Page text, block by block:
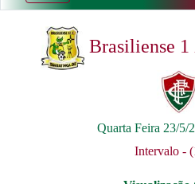
Brasiliense
Quarta Feira 23/5/
Intervalo -